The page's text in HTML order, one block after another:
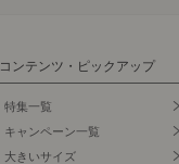
コンテンツ・ピックアップ
特集一覧
キャンペーン一覧
大きいサイズ